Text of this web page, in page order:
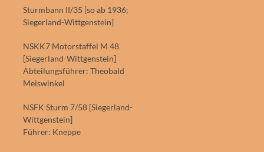
Sturmbann II/35 [so ab 1936;
Siegerland-Wittgenstein]
NSKK7 Motorstaffel M 48
[Siegerland-Wittgenstein]
Abteilungsführer: Theobald
Meiswinkel
NSFK Sturm 7/58 [Siegerland-
Wittgenstein]
Führer: Kneppe